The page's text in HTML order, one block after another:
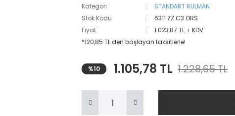
Kategori
STANDART RULMAN
Stok Kodu
6311 ZZ C3 ORS
Fiyat
1.023,87 TL + KDV
*120,85 TL den başlayan taksitlerle!
%10 1.105,78 TL 1.228,65 TL